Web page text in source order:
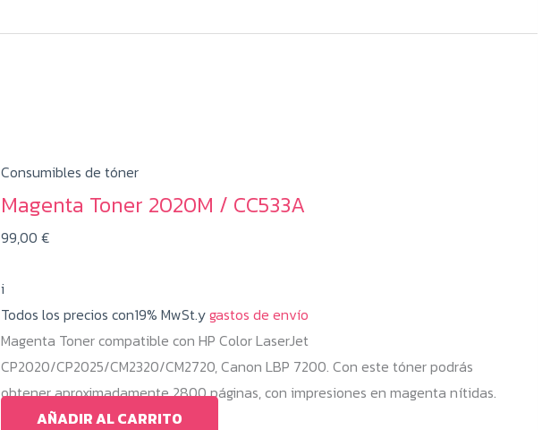
Consumibles de tóner
Magenta Toner 2020M / CC533A
99,00 €
i
Todos los precios con19% MwSt.ygastos de envío
Magenta Toner compatible con HP Color LaserJet
CP2020/CP2025/CM2320/CM2720, Canon LBP 7200. Con este tóner podrás
obtener aproximadamente 2800 páginas, con impresiones en magenta nítidas.
AÑADIR AL CARRITO